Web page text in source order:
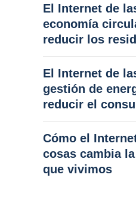
El Internet de
economía
reducir los
El Internet de
gestión de
reducir el
Cómo el
cosas cambia
que vivimos